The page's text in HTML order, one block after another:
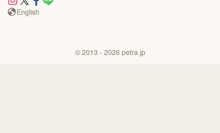
English
© 2013 - 2026 petra.jp